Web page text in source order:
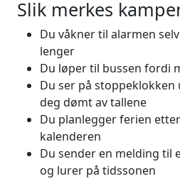
Slik merkes
Du våkner til alarmen
lenger
Du løper til bussen fordi
Du ser på
deg dømt av tallene
Du planlegger ferien
kalenderen
Du sender en melding til
og lurer på tidssonen